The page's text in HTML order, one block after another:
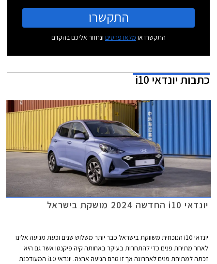
התקשרו
התקשרו או מלאו פרטים ונחזור אליכם בהקדם
כתבותיונדאי i10
יונדאי i10 החדשה 2024 מושקת בישראל
יונדאי i10 הנוכחית משווקת בישראל כבר יותר משלוש שנים וכעת מגיעה אלינו
לאחר מתיחת פנים כדי להתחרות בעיקר באחותה קיה פיקנטו אשר גם היא
זכתה למתיחת פנים לאחרונה אך זו טרם הגיעה ארצה. יונדאי i10 המעודכנת